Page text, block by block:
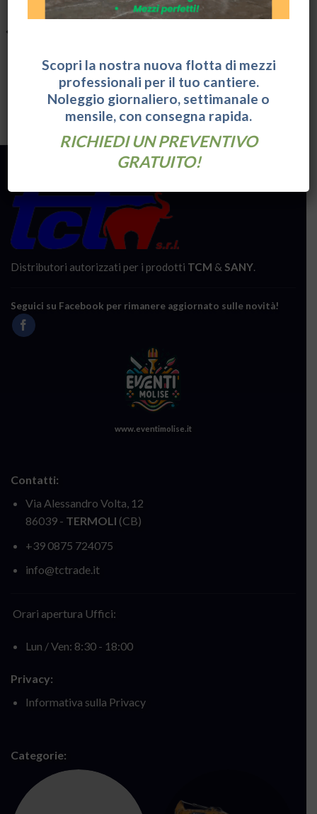
NOLEGGIO ESCAVATORI
Mini escavatore a noleggio
ESCAVATORI
Escavatore cingolato SANY
Distributori autorizzati per i prodotti TCM & SANY.
Seguici su Facebook per rimanere aggiornato sulle novità!
www.eventimolise.it
Contatti:
Via Alessandro Volta, 12
86039 - TERMOLI (CB)
+39 0875 724075
info@tctrade.it
Orari apertura Uffici:
Lun / Ven: 8:30 - 18:00
Privacy:
Informativa sulla Privacy
Categorie:
Scopri la nostra nuova flotta di mezzi
professionali per il tuo cantiere.
Noleggio giornaliero, settimanale o
mensile, con consegna rapida.
RICHIEDI UN PREVENTIVO
GRATUITO!